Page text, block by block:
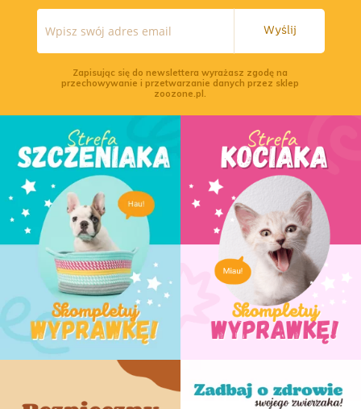
Wyślij
Zapisując się do newslettera wyrażasz zgodę na
przechowywanie i przetwarzanie danych przez sklep
zoozone.pl.